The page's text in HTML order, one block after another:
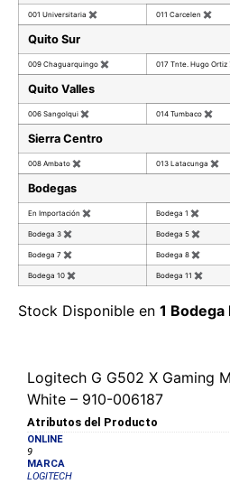
001 Universitaria ✖ 011 Carcelen ✖
Quito Sur
009 Chaguarquingo ✖ 017 Tnte. Hugo Ortiz
Quito Valles
006 Sangolqui ✖ 014 Tumbaco ✖
Sierra Centro
008 Ambato ✖ 013 Latacunga ✖
Bodegas
En Importación ✖ Bodega 1 ✖
Bodega 3 ✖ Bodega 5 ✖
Bodega 7 ✖ Bodega 8 ✖
Bodega 10 ✖ Bodega 11 ✖
Stock Disponible en 1 Bodega
Logitech G G502 X Gaming
White – 910-006187
Atributos del Producto
ONLINE
9
MARCA
LOGITECH